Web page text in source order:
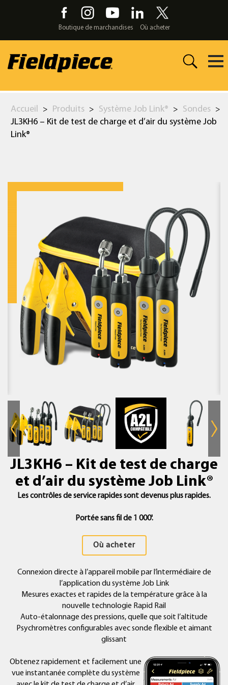
to
the
content
Boutique de marchandises Où acheter
Accueil > Produits > Système Job Link® > Sondes >
JL3KH6 – Kit de test de charge et d’air du système Job
Link®
JL3KH6 – Kit de test de charge
et d’air du système Job Link®
Les contrôles de service rapides sont devenus plus rapides.
Portée sans fil de 1 000'.
Où acheter
Connexion directe à l’appareil mobile par l’intermédiaire de
l’application du système Job Link
Mesures exactes et rapides de la température grâce à la
nouvelle technologie Rapid Rail
Auto-étalonnage des pressions, quelle que soit l’altitude
Psychromètres configurables avec sonde flexible et aimant
glissant
Obtenez rapidement et facilement une
vue instantanée complète du système